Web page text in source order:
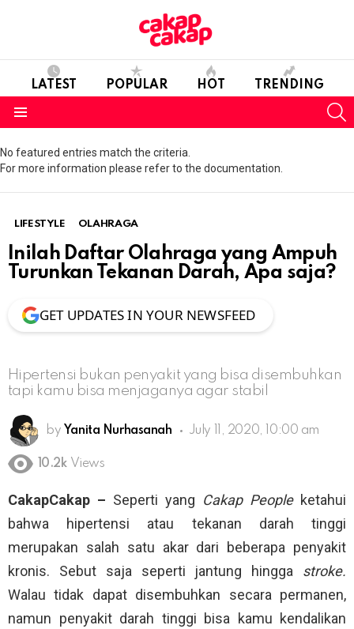
LATEST POPULAR HOT TRENDING
No featured entries match the criteria.
For more information please refer to the documentation.
LIFESTYLE OLAHRAGA
Inilah Daftar Olahraga yang Ampuh
Turunkan Tekanan Darah, Apa saja?
GET UPDATES IN YOUR NEWSFEED
Hipertensi bukan penyakit yang bisa disembuhkan
tapi kamu bisa menjaganya agar stabil
by Yanita Nurhasanah July 11, 2020, 10:00 am
10.2k Views
CakapCakap – Seperti yang Cakap People ketahui
bahwa hipertensi atau tekanan darah tinggi
merupakan salah satu akar dari beberapa penyakit
kronis. Sebut saja seperti jantung hingga stroke.
Walau tidak dapat disembuhkan secara permanen,
namun penyakit darah tinggi bisa kamu kendalikan